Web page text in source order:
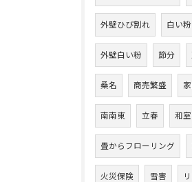
外壁ひび割れ 白い粉
外壁白い粉 節分
桑名 商売繁盛
南南東 立春 和
畳からフローリング
火災保険 雪害